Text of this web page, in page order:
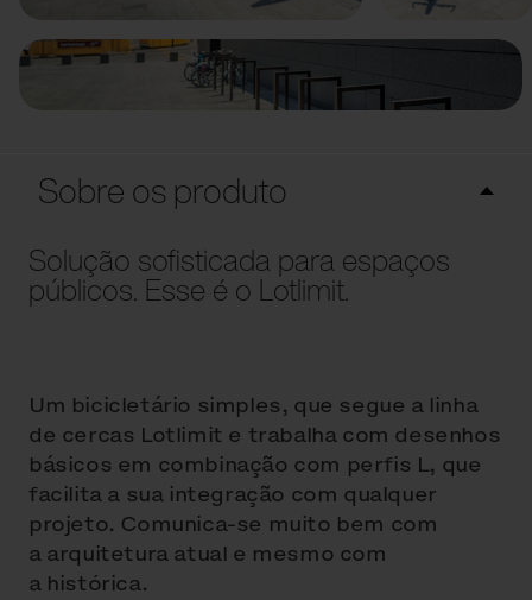
Sobre os produto
Solução sofisticada para espaços
públicos. Esse é o Lotlimit.
Um bicicletário simples, que segue a linha
de cercas Lotlimit e trabalha com desenhos
básicos em combinação com perfis L, que
facilita a sua integração com qualquer
projeto. Comunica-se muito bem com
a arquitetura atual e mesmo com
a histórica.